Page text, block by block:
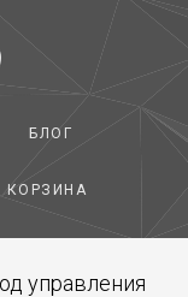
БЛОГ
КОРЗИНА
управления